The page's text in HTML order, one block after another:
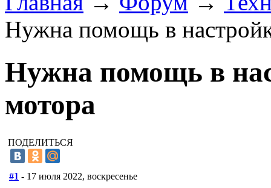
Нужна помощь в
Нужна помощь в
мотора
ПОДЕЛИТЬСЯ
#1 - 17 июля 2022, воскресенье